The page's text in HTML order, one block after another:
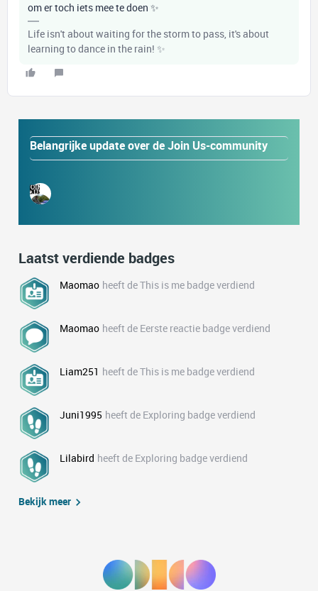
om er toch iets mee te doen ✨
Life isn't about waiting for the storm to pass, it's about
learning to dance in the rain! ✨
Belangrijke update over de Join Us-community
Laatst verdiende badges
Maomao heeft de This is me badge verdiend
Maomao heeft de Eerste reactie badge verdiend
Liam251 heeft de This is me badge verdiend
Juni1995 heeft de Exploring badge verdiend
Lilabird heeft de Exploring badge verdiend
Bekijk meer